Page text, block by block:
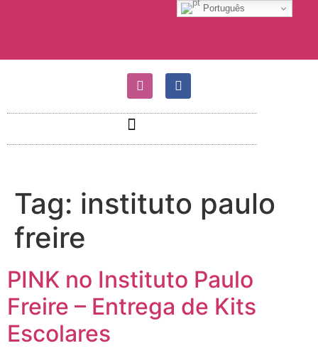
Tag: instituto paulo
freire
PINK no Instituto Paulo
Freire – Entrega de Kits
Escolares
Português